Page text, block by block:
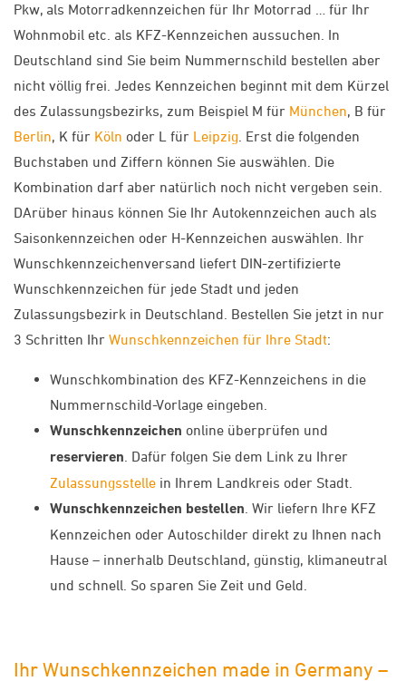
Pkw, als Motorradkennzeichen für Ihr Motorrad … für Ihr
Wohnmobil etc. als KFZ-Kennzeichen aussuchen. In
Deutschland sind Sie beim Nummernschild bestellen aber
nicht völlig frei. Jedes Kennzeichen beginnt mit dem Kürzel
des Zulassungsbezirks, zum Beispiel M für München, B für
Berlin, K für Köln oder L für Leipzig . Erst die folgenden
Buchstaben und Ziffern können Sie auswählen. Die
Kombination darf aber natürlich noch nicht vergeben sein.
DArüber hinaus können Sie Ihr Autokennzeichen auch als
Saisonkennzeichen oder H-Kennzeichen auswählen. Ihr
Wunschkennzeichenversand liefert DIN-zertifizierte
Wunschkennzeichen für jede Stadt und jeden
Zulassungsbezirk in Deutschland. Bestellen Sie jetzt in nur
3 Schritten Ihr Wunschkennzeichen für Ihre Stadt:
Wunschkombination des KFZ-Kennzeichens in die
Nummernschild-Vorlage eingeben.
Wunschkennzeichen online überprüfen und
reservieren . Dafür folgen Sie dem Link zu Ihrer
Zulassungsstelle in Ihrem Landkreis oder Stadt.
Wunschkennzeichen bestellen . Wir liefern Ihre KFZ
Kennzeichen oder Autoschilder direkt zu Ihnen nach
Hause – innerhalb Deutschland, günstig, klimaneutral
und schnell. So sparen Sie Zeit und Geld.
Ihr Wunschkennzeichen made in Germany –